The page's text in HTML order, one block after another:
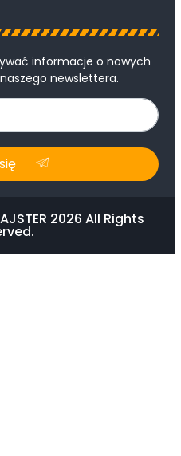
informacje o nowych
newslettera.
2026 All Rights